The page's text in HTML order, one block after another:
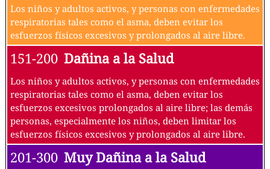
Los niños y adultos activos, y personas con enfermedades
respiratorias tales como el asma, deben evitar los
esfuerzos físicos excesivos y prolongados al aire libre.
151-200 Dañina a la Salud
Los niños y adultos activos, y personas con enfermedades
respiratorias tales como el asma, deben evitar los
esfuerzos excesivos prolongados al aire libre; las demás
personas, especialmente los niños, deben limitar los
esfuerzos físicos excesivos y prolongados al aire libre.
201-300 Muy Dañina a la Salud